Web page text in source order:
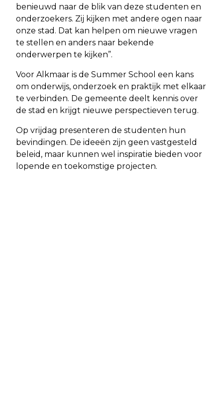
benieuwd naar de blik van deze studenten en
onderzoekers. Zij kijken met andere ogen naar
onze stad. Dat kan helpen om nieuwe vragen
te stellen en anders naar bekende
onderwerpen te kijken”.
Voor Alkmaar is de Summer School een kans
om onderwijs, onderzoek en praktijk met elkaar
te verbinden. De gemeente deelt kennis over
de stad en krijgt nieuwe perspectieven terug.
Op vrijdag presenteren de studenten hun
bevindingen. De ideeën zijn geen vastgesteld
beleid, maar kunnen wel inspiratie bieden voor
lopende en toekomstige projecten.